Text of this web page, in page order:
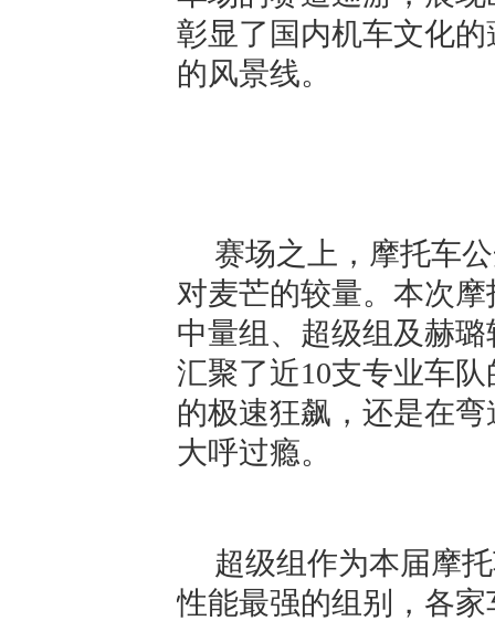
彰显了国内机车文化
的风景线。
赛场之上，摩托车
对麦芒的较量。本次
中量组、超级组及赫
汇聚了近10支专业车
的极速狂飙，还是在
大呼过瘾。
超级组作为本届摩
性能最强的组别，各